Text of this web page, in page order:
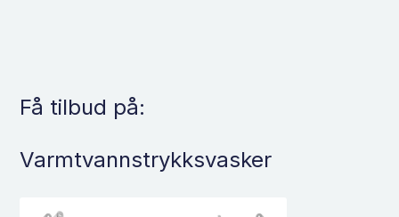
Få tilbud på:
Varmtvannstrykksvasker